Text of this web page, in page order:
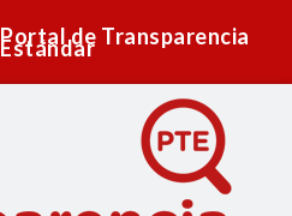
Portal de Transparencia
Estándar